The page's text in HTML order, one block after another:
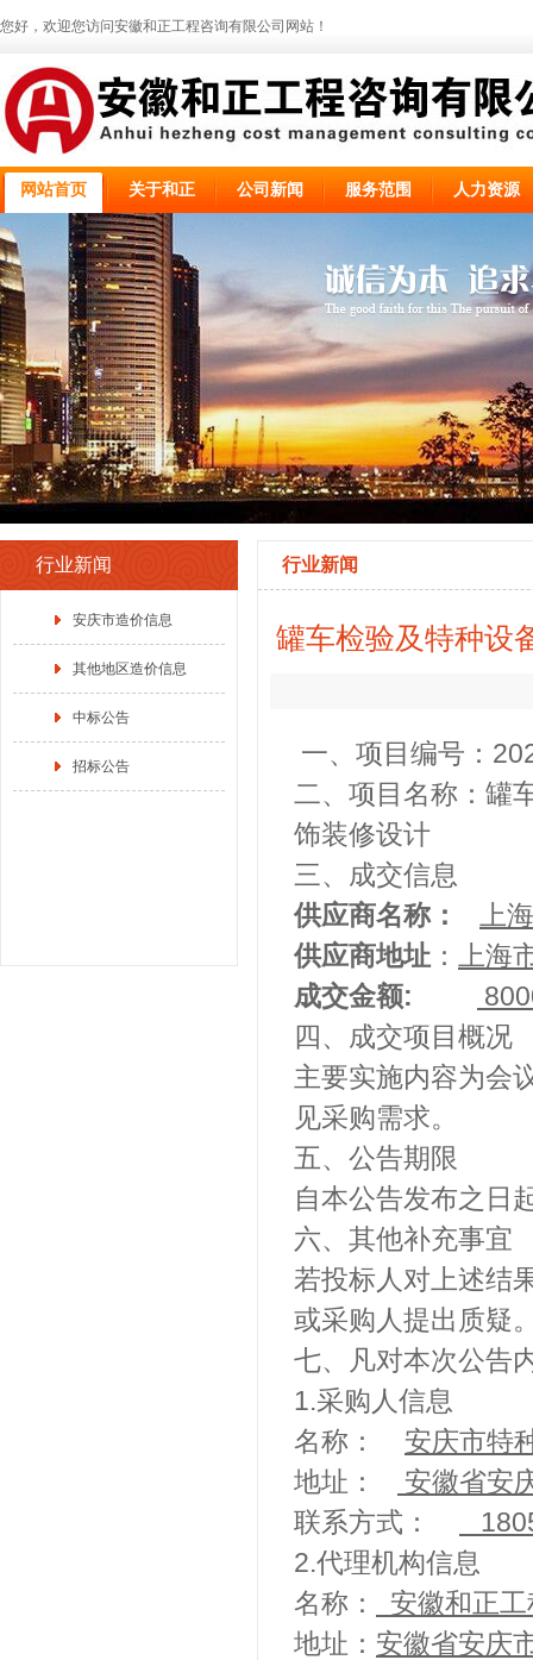
您好，欢迎您访问安徽和正工程咨询有限公司网站！
网站首页 关于和正 公司新闻 服务范围 人力资源
行业新闻
安庆市造价信息
其他地区造价信息
中标公告
招标公告
行业新闻
罐车检验及特种设
一、项目编号：
二、项目名称：罐
饰装修设计
三、成交信息
供应商名称：
上
供应商地址 ：
上海
成交金额:
四、成交项目概况
主要实施内容为会
见采购需求。
五、公告期限
自本公告发布之日
六、其他补充事宜
若投标人对上述结
或采购人提出质疑
七、凡对本次公告
1.采购人信息
名称： 安庆市
地址：
安徽省
联系方式：
2.代理机构信息
名称：
安徽和正
地址： 安徽省安庆